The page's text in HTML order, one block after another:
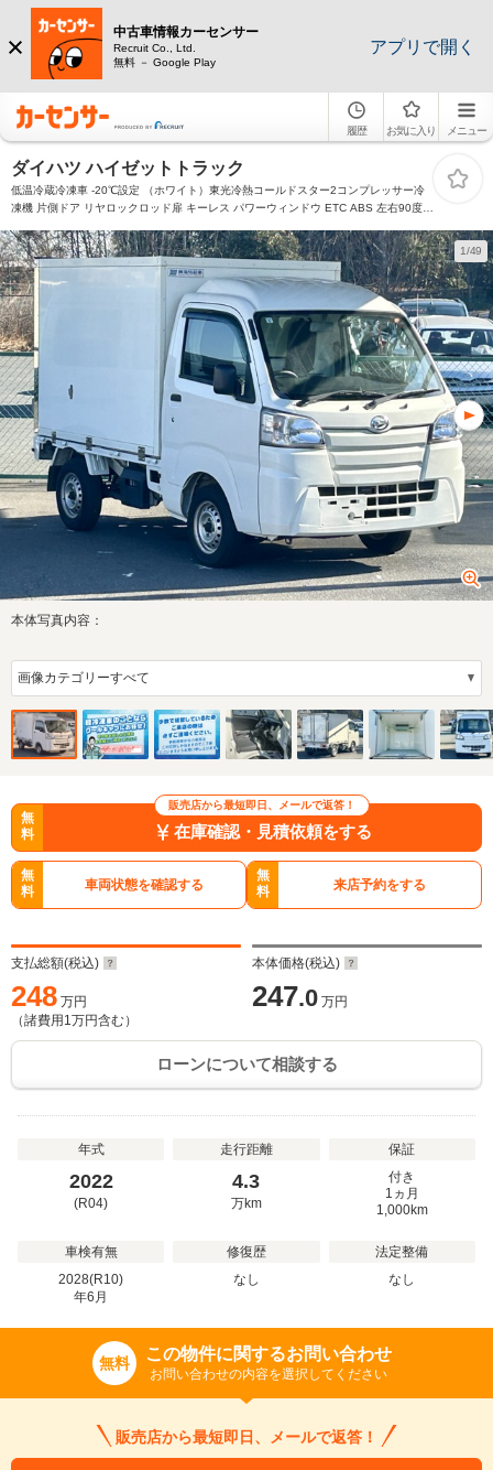
中古車情報カーセンサー
Recruit Co., Ltd.
無料 － Google Play
アプリで開く
履歴 お気に入り メニュー
ダイハツ ハイゼットトラック
低温冷蔵冷凍車 -20℃設定 （ホワイト）東光冷熱コールドスター2コンプレッサー冷
凍機 片側ドア リヤロックロッド扉 キーレス パワーウィンドウ ETC ABS 左右90度ス
1/49
本体写真内容：
販売店から最短即日、メールで返答！
無
料
在庫確認・見積依頼をする
無
料
車両状態を確認する
無
料
来店予約をする
支払総額(税込)
248 万円
（諸費用 1万円含む）
本体価格(税込)
247.0 万円
ローンについて相談する
年式
2022
(R04)
走行距離
4.3
万km
保証
付き
1ヵ月
1,000km
車検有無
2028(R10)
年6 月
修復歴
なし
法定整備
なし
無料 この物件に関するお問い合わせ
お問い合わせの内容を選択してください
販売店から最短即日、メールで返答！